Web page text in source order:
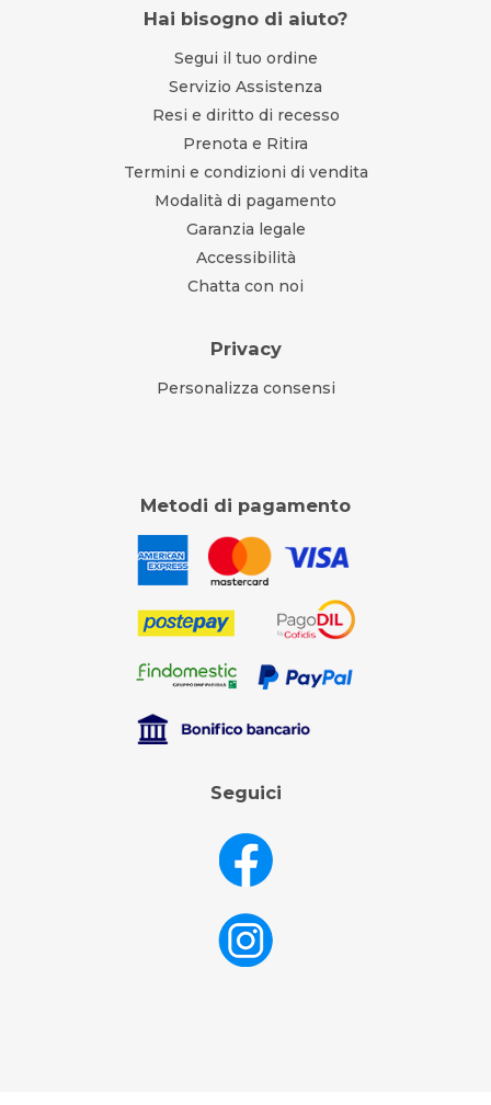
Hai bisogno di aiuto?
Segui il tuo ordine
Servizio Assistenza
Resi e diritto di recesso
Prenota e Ritira
Termini e condizioni di vendita
Modalità di pagamento
Garanzia legale
Accessibilità
Chatta con noi
Privacy
Personalizza consensi
Metodi di pagamento
Seguici